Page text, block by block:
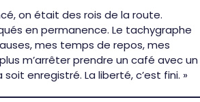
on était des rois de la route.
en permanence. Le tachygraphe
mes temps de repos, mes
m’arrêter prendre un café avec un
enregistré. La liberté, c’est fini. »